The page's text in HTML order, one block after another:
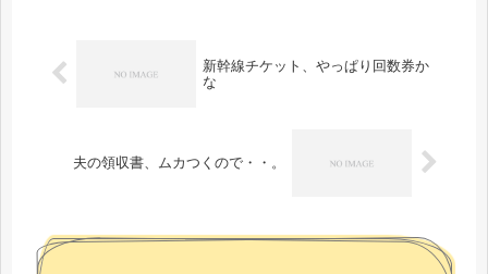
新幹線チケット、やっぱり回数券か
な
夫の領収書、ムカつくので・・。